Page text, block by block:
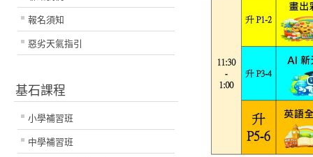
報名須知
惡劣天氣指引
基石課程
小學補習班
中學補習班